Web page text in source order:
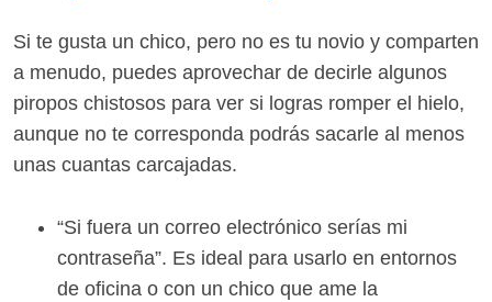
Si te gusta un chico, pero no es tu novio y comparten
a menudo, puedes aprovechar de decirle algunos
piropos chistosos para ver si logras romper el hielo,
aunque no te corresponda podrás sacarle al menos
unas cuantas carcajadas.
“Si fuera un correo electrónico serías mi
contraseña”. Es ideal para usarlo en entornos
de oficina o con un chico que ame la